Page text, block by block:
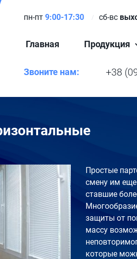
пн-пт 9:00-17:30 сб-вс
Главная Продукция
Звоните нам: +38
Простые
смену им
ставшие
защиты от
массу
которые